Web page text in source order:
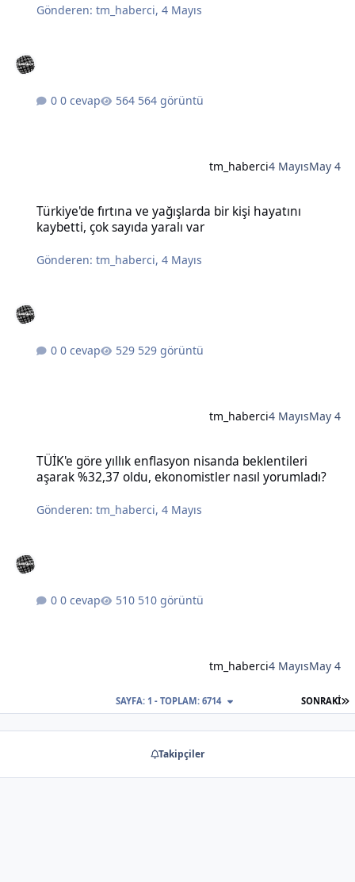
Gönderen:tm_haberci,4 Mayıs
0 cevap 564 görüntü
tm_haberci4 MayısMay 4
Türkiye'de fırtına ve yağışlarda bir kişi hayatını
kaybetti, çok sayıda yaralı var
Gönderen:tm_haberci,4 Mayıs
0 cevap 529 görüntü
tm_haberci4 MayısMay 4
TÜİK'e göre yıllık enflasyon nisanda beklentileri
aşarak %32,37 oldu, ekonomistler nasıl yorumladı?
Gönderen:tm_haberci,4 Mayıs
0 cevap 510 görüntü
tm_haberci4 MayısMay 4
SONRAKI
SAYFA: 1 - TOPLAM: 6714
Takipçiler